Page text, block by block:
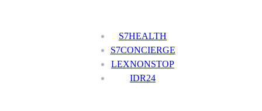
S7HEALTH
S7CONCIERGE
LEXNONSTOP
IDR24